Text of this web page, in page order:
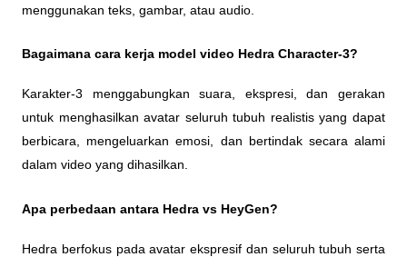
menggunakan teks, gambar, atau audio.
Bagaimana cara kerja model video Hedra Character-3?
Karakter-3 menggabungkan suara, ekspresi, dan gerakan
untuk menghasilkan avatar seluruh tubuh realistis yang dapat
berbicara, mengeluarkan emosi, dan bertindak secara alami
dalam video yang dihasilkan.
Apa perbedaan antara Hedra vs HeyGen?
Hedra berfokus pada avatar ekspresif dan seluruh tubuh serta